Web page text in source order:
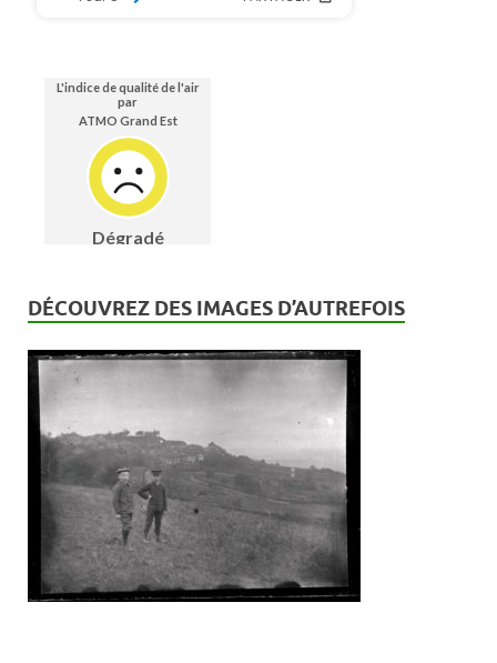
DÉCOUVREZ DES IMAGES D’AUTREFOIS